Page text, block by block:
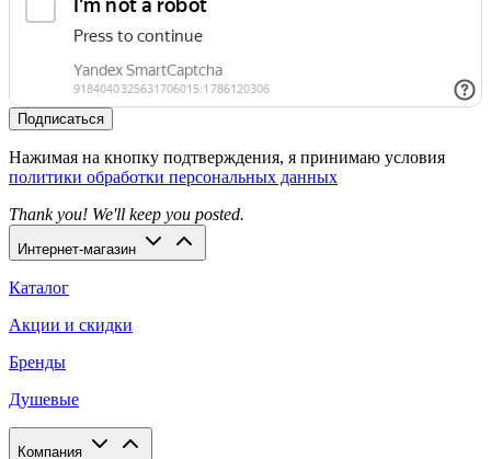
Подписаться
Нажимая на кнопку подтверждения, я принимаю условия
политики обработки персональных данных
Thank you! We'll keep you posted.
Интернет-магазин
Каталог
Акции и скидки
Бренды
Душевые
Компания